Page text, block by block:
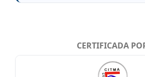
CERTIFICADA